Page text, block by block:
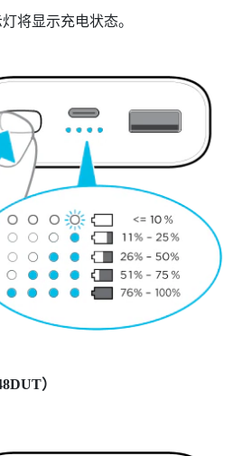
将显示充电状态。
）